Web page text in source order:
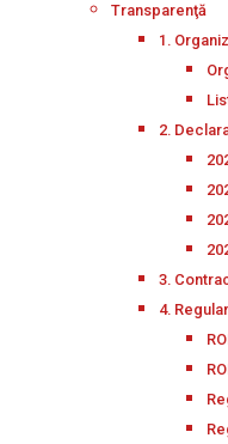
Transparenţă
1.
2.
3.
4.